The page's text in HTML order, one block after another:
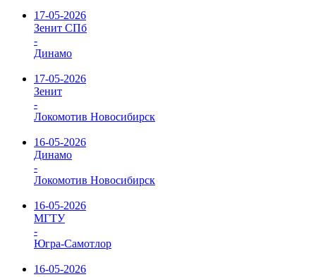
17-05-2026
Зенит СПб
-
Динамо
17-05-2026
Зенит
-
Локомотив Новосибирск
16-05-2026
Динамо
-
Локомотив Новосибирск
16-05-2026
МГТУ
-
Югра-Самотлор
16-05-2026